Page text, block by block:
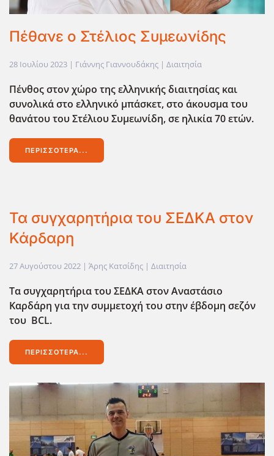
Πέθανε ο Στέλιος Συμεωνίδης
28 Ιουλίου 2023 | Γιάννης Γιαννουδάκης | Διαιτησία
Πένθος στον χώρο της ελληνικής διαιτησίας και
συνολικά στο ελληνικό μπάσκετ, στο άκουσμα του
θανάτου του Στέλιου Συμεωνίδη, σε ηλικία 70 ετών.
ΠΕΡΙΣΣΌΤΕΡΑ...
Τα συγχαρητήρια του ΣΕΔΚΑ στον
Κάρδαρη
27 Αυγούστου 2022 | Άρης Κατσίδης | Διαιτησία
Τα συγχαρητήρια του ΣΕΔΚΑ στον Αναστάσιο
Καρδάρη για την συμμετοχή του στην έβδομη σεζόν
του BCL.
ΠΕΡΙΣΣΌΤΕΡΑ...